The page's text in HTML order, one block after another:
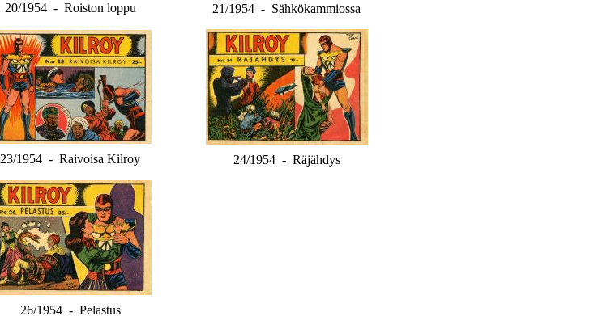
20/1954 - Roiston loppu 21/1954 - Sähkökammiossa
23/1954 - Raivoisa Kilroy 24/1954 - Räjähdys
26/1954 - Pelastus